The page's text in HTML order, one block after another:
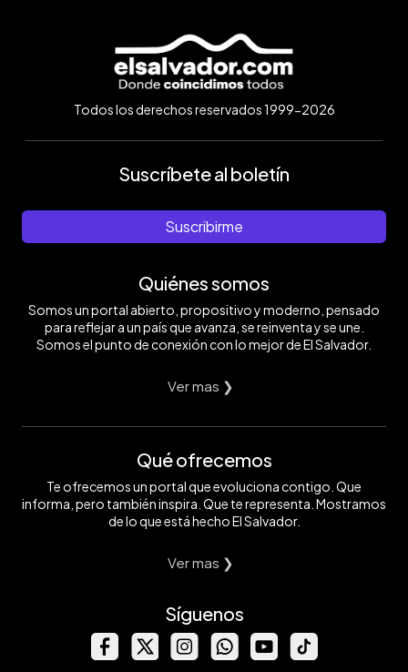
Todos los derechos reservados 1999-2026
Suscríbete al boletín
Suscribirme
Quiénes somos
Somos un portal abierto, propositivo y moderno, pensado
para reflejar a un país que avanza, se reinventa y se une.
Somos el punto de conexión con lo mejor de El Salvador.
Ver mas ❯
Qué ofrecemos
Te ofrecemos un portal que evoluciona contigo. Que
informa, pero también inspira. Que te representa. Mostramos
de lo que está hecho El Salvador.
Ver mas ❯
Síguenos